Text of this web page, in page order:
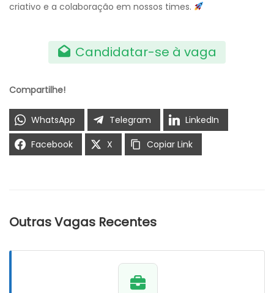
criativo e a colaboração em nossos times.
Candidatar-se à vaga
Compartilhe!
WhatsApp Telegram
LinkedIn
Facebook
X Copiar Link
Outras Vagas Recentes